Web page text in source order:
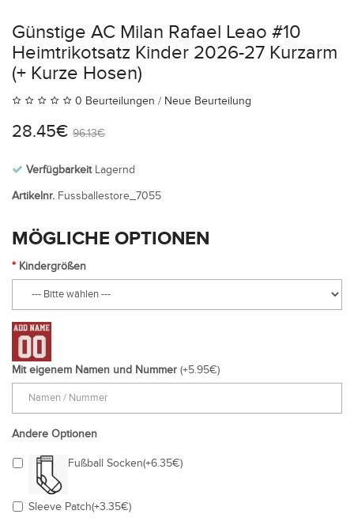
Günstige AC Milan Rafael Leao #10
Heimtrikotsatz Kinder 2026-27 Kurzarm
(+ Kurze Hosen)
0 Beurteilungen / Neue Beurteilung
28.45€ 96.13€
VerfügbarkeitLagernd
Artikelnr. Fussballestore_7055
MÖGLICHE OPTIONEN
Kindergrößen
Mit eigenem Namen und Nummer (+5.95€)
Andere Optionen
Fußball Socken(+6.35€)
Sleeve Patch(+3.35€)